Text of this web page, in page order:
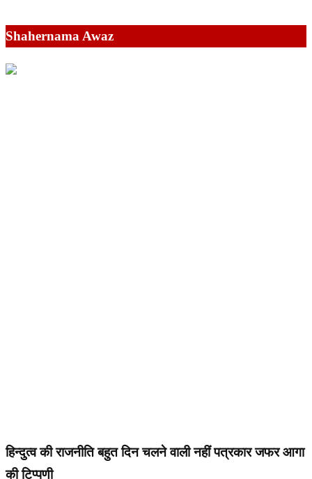
Shahernama Awaz
हिन्दुत्व की राजनीति बहुत दिन चलने वाली नहीं पत्रकार जफर आगा
की टिप्पणी